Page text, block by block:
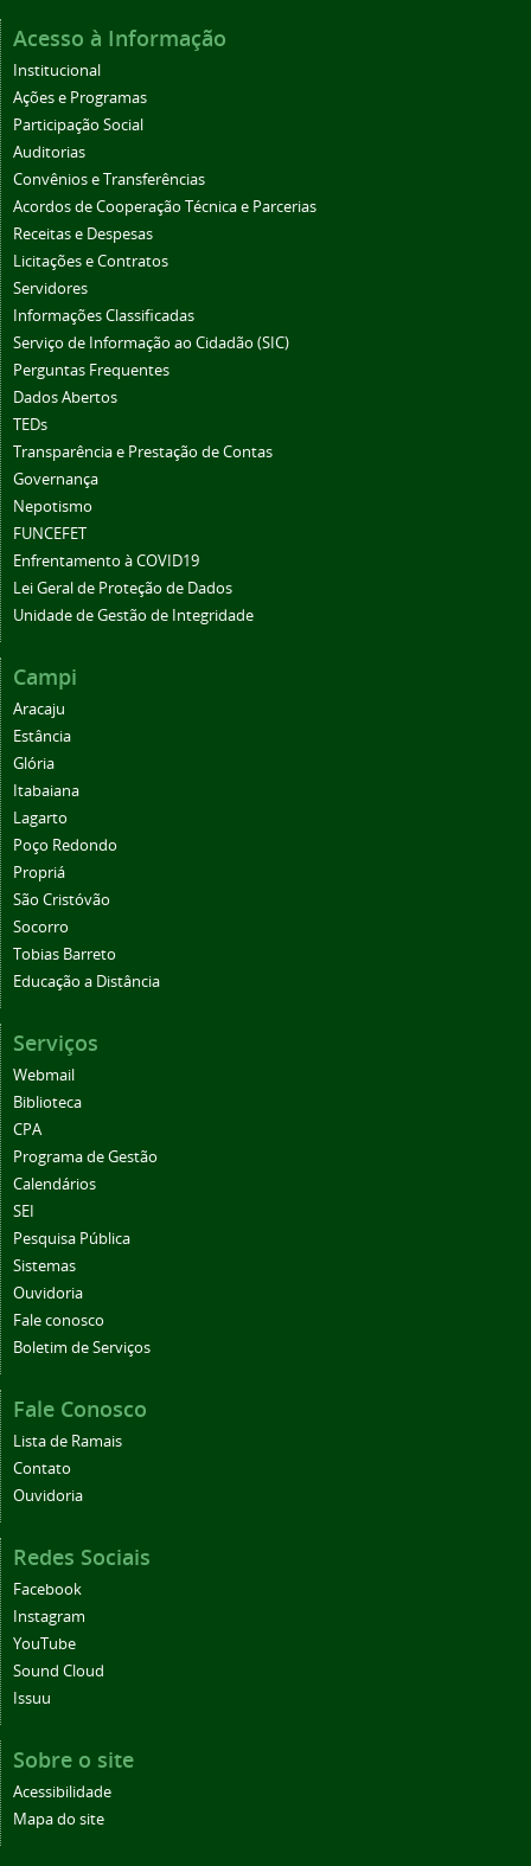
Acesso à Informação
Institucional
Ações e Programas
Participação Social
Auditorias
Convênios e Transferências
Acordos de Cooperação Técnica e Parcerias
Receitas e Despesas
Licitações e Contratos
Servidores
Informações Classificadas
Serviço de Informação ao Cidadão (SIC)
Perguntas Frequentes
Dados Abertos
TEDs
Transparência e Prestação de Contas
Governança
Nepotismo
FUNCEFET
Enfrentamento à COVID19
Lei Geral de Proteção de Dados
Unidade de Gestão de Integridade
Campi
Aracaju
Estância
Glória
Itabaiana
Lagarto
Poço Redondo
Propriá
São Cristóvão
Socorro
Tobias Barreto
Educação a Distância
Serviços
Webmail
Biblioteca
CPA
Programa de Gestão
Calendários
SEI
Pesquisa Pública
Sistemas
Ouvidoria
Fale conosco
Boletim de Serviços
Fale Conosco
Lista de Ramais
Contato
Ouvidoria
Redes Sociais
Facebook
Instagram
YouTube
Sound Cloud
Issuu
Sobre o site
Acessibilidade
Mapa do site